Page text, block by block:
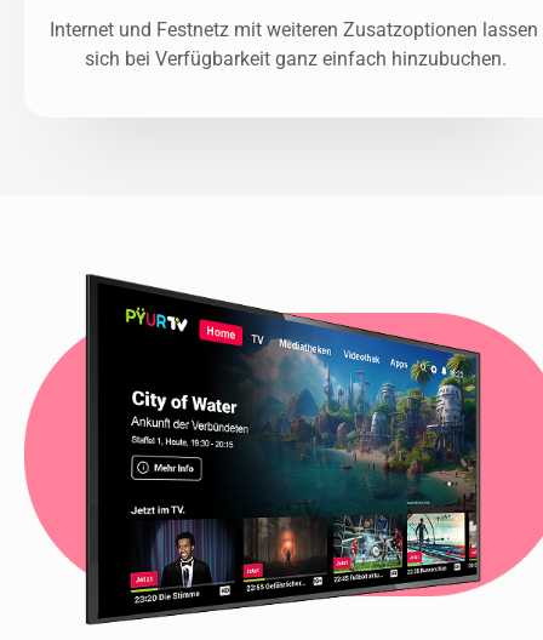
Internet und Festnetz mit weiteren Zusatzoptionen lassen
sich bei Verfügbarkeit ganz einfach hinzubuchen.